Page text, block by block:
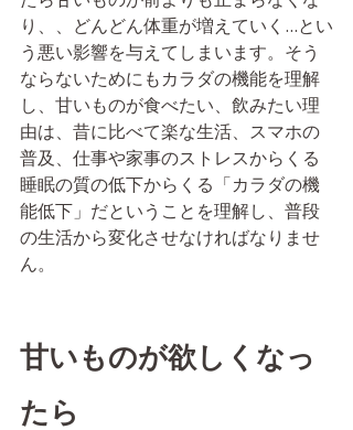
り、、どんどん体重が増えていく...とい
う悪い影響を与えてしまいます。そう
ならないためにもカラダの機能を理解
し、甘いものが食べたい、飲みたい理
由は、昔に比べて楽な生活、スマホの
普及、仕事や家事のストレスからくる
睡眠の質の低下からくる「カラダの機
能低下」だということを理解し、普段
の生活から変化させなければなりませ
ん。
甘いものが欲しくなっ
たら